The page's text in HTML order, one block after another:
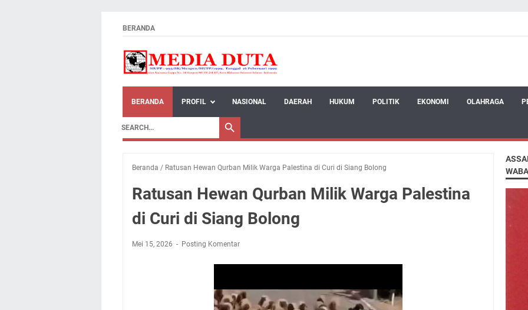
BERANDA
BERANDA PROFIL NASIONAL DAERAH HUKUM POLITIK EKONOMI OLAHRAGA
Beranda / Ratusan Hewan Qurban Milik Warga Palestina di Curi di Siang Bolong
Ratusan Hewan Qurban Milik Warga Palestina
di Curi di Siang Bolong
Mei 15, 2026 Posting Komentar